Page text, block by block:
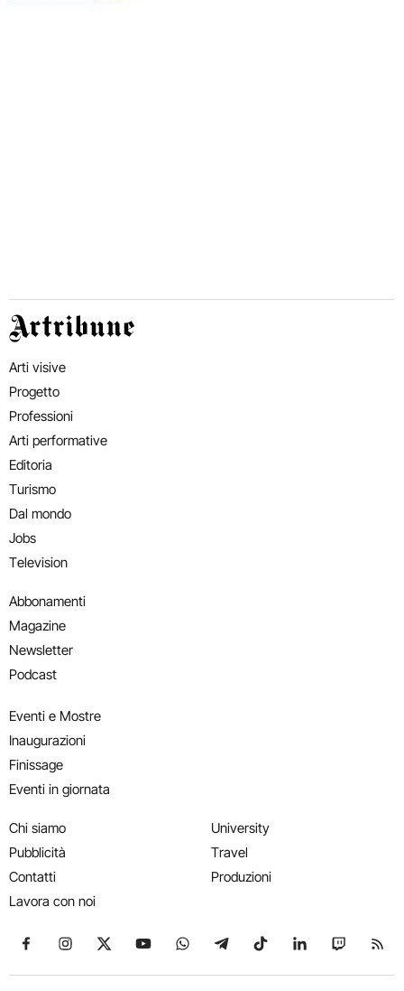
Artribune
Arti visive
Progetto
Professioni
Arti performative
Editoria
Turismo
Dal mondo
Jobs
Television
Abbonamenti
Magazine
Newsletter
Podcast
Eventi e Mostre
Inaugurazioni
Finissage
Eventi in giornata
Chi siamo
Pubblicità
Contatti
Lavora con noi
University
Travel
Produzioni
Seguici su Facebook
Seguici su Instagram
Seguici su X
Seguici su YouTube
Seguici su WhatsApp
Seguici su Telegram
Seguici su TikTok
Seguici su
Seguici